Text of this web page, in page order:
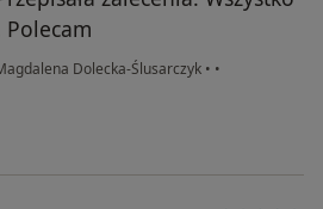
Dolecka-Ślusarczyk • •